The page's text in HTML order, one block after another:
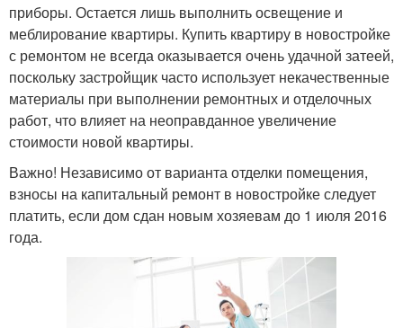
приборы. Остается лишь выполнить освещение и
меблирование квартиры. Купить квартиру в новостройке
с ремонтом не всегда оказывается очень удачной затеей,
поскольку застройщик часто использует некачественные
материалы при выполнении ремонтных и отделочных
работ, что влияет на неоправданное увеличение
стоимости новой квартиры.
Важно! Независимо от варианта отделки помещения,
взносы на капитальный ремонт в новостройке следует
платить, если дом сдан новым хозяевам до 1 июля 2016
года.